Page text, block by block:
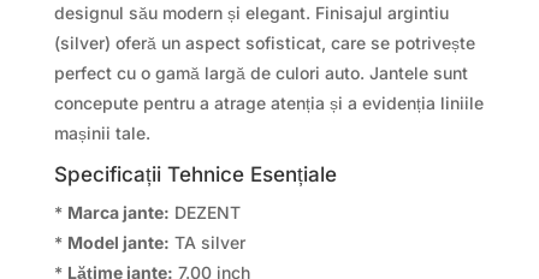
designul său modern și elegant. Finisajul argintiu
(silver) oferă un aspect sofisticat, care se potrivește
perfect cu o gamă largă de culori auto. Jantele sunt
concepute pentru a atrage atenția și a evidenția liniile
mașinii tale.
Specificații Tehnice Esențiale
* Marca jante: DEZENT
* Model jante: TA silver
* Lățime jante: 7.00 inch